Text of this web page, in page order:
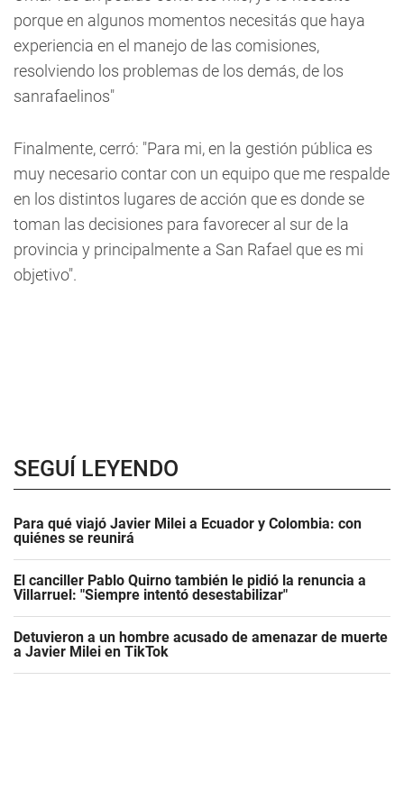
porque en algunos momentos necesitás que haya
experiencia en el manejo de las comisiones,
resolviendo los problemas de los demás, de los
sanrafaelinos"
Finalmente, cerró: "Para mi, en la gestión pública es
muy necesario contar con un equipo que me respalde
en los distintos lugares de acción que es donde se
toman las decisiones para favorecer al sur de la
provincia y principalmente a San Rafael que es mi
objetivo".
SEGUÍ LEYENDO
Para qué viajó Javier Milei a Ecuador y Colombia: con
quiénes se reunirá
El canciller Pablo Quirno también le pidió la renuncia a
Villarruel: "Siempre intentó desestabilizar"
Detuvieron a un hombre acusado de amenazar de muerte
a Javier Milei en TikTok